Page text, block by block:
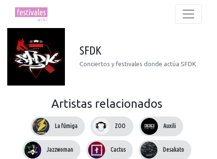
SFDK
Conciertos y festivales donde actúa SFDK
Artistas relacionados
La fúmiga ZOO Auxili
Jazzwoman Cactus Desakato